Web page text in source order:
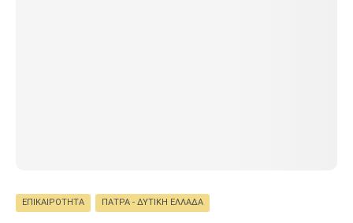
ΕΠΙΚΑΙΡΌΤΗΤΑ ΠΆΤΡΑ - ΔΥΤΙΚΉ ΕΛΛΆΔΑ